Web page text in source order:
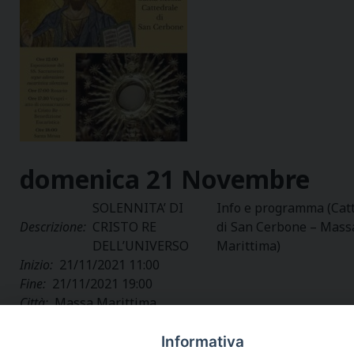
domenica 21 Novembre
Descrizione:
SOLENNITA’ DI
CRISTO RE
DELL’UNIVERSO
Info e programma
di San Cerbone –
Marittima)
Inizio: 21/11/2021 11:00
Fine: 21/11/2021 19:00
Città: Massa Marittima
Informativa